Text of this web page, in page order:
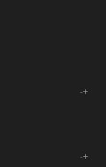
+
-
+
-